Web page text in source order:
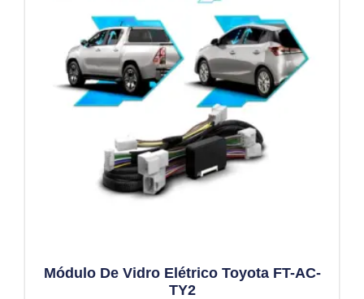
Módulo De Vidro Elétrico Toyota FT-AC-
TY2